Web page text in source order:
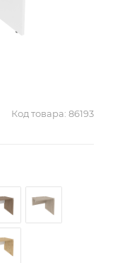
Код товара: 86193